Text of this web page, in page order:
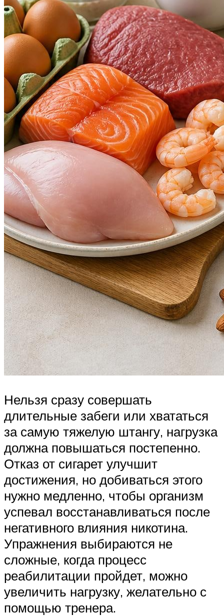
Нельзя сразу совершать
длительные забеги или хвататься
за самую тяжелую штангу, нагрузка
должна повышаться постепенно.
Отказ от сигарет улучшит
достижения, но добиваться этого
нужно медленно, чтобы организм
успевал восстанавливаться после
негативного влияния никотина.
Упражнения выбираются не
сложные, когда процесс
реабилитации пройдет, можно
увеличить нагрузку, желательно с
помощью тренера.